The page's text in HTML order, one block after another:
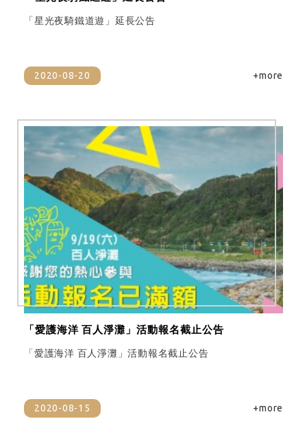
「星光夜騎鐵道遊」延長公告
2020-08-20 +more
「愛護海洋 百人淨灘」活動報名截止公告
「愛護海洋 百人淨灘」活動報名截止公告
2020-08-15 +more